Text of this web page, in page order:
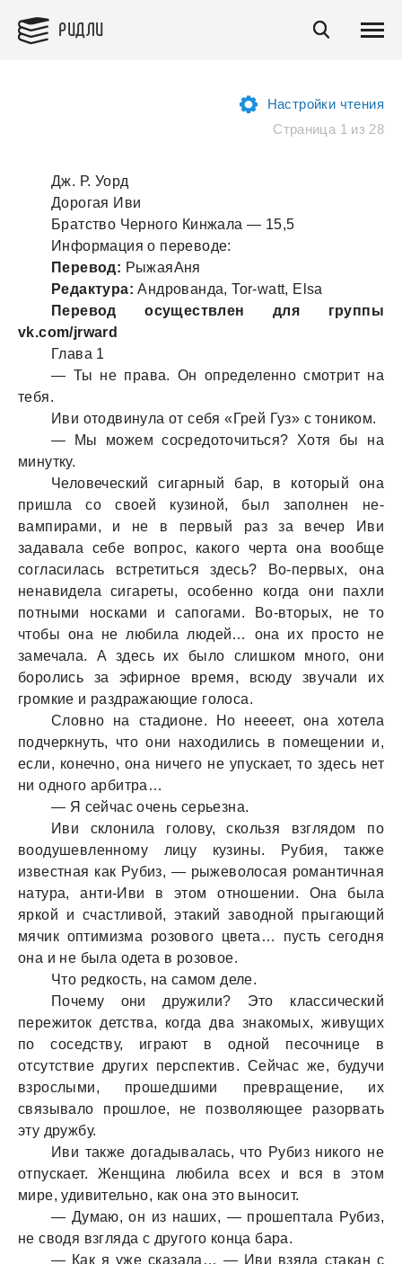
РИДЛИ
Настройки чтения
Страница 1 из 28
Дж. Р. Уорд
Дорогая Иви
Братство Черного Кинжала — 15,5
Информация о переводе:
Перевод: РыжаяАня
Редактура:Андрованда, Tor-watt, Elsa
Перевод осуществлен для группы
vk.com/jrward
Глава 1
— Ты не права. Он определенно смотрит на
тебя.
Иви отодвинула от себя «Грей Гуз» с тоником.
— Мы можем сосредоточиться? Хотя бы на
минутку.
Человеческий сигарный бар, в который она
пришла со своей кузиной, был заполнен не-
вампирами, и не в первый раз за вечер Иви
задавала себе вопрос, какого черта она вообще
согласилась встретиться здесь? Во-первых, она
ненавидела сигареты, особенно когда они пахли
потными носками и сапогами. Во-вторых, не то
чтобы она не любила людей… она их просто не
замечала. А здесь их было слишком много, они
боролись за эфирное время, всюду звучали их
громкие и раздражающие голоса.
Словно на стадионе. Но неееет, она хотела
подчеркнуть, что они находились в помещении и,
если, конечно, она ничего не упускает, то здесь нет
ни одного арбитра…
— Я сейчас очень серьезна.
Иви склонила голову, скользя взглядом по
воодушевленному лицу кузины. Рубия, также
известная как Рубиз, — рыжеволосая романтичная
натура, анти-Иви в этом отношении. Она была
яркой и счастливой, этакий заводной прыгающий
мячик оптимизма розового цвета… пусть сегодня
она и не была одета в розовое.
Что редкость, на самом деле.
Почему они дружили? Это классический
пережиток детства, когда два знакомых, живущих
по соседству, играют в одной песочнице в
отсутствие других перспектив. Сейчас же, будучи
взрослыми, прошедшими превращение, их
связывало прошлое, не позволяющее разорвать
эту дружбу.
Иви также догадывалась, что Рубиз никого не
отпускает. Женщина любила всех и вся в этом
мире, удивительно, как она это выносит.
— Думаю, он из наших, — прошептала Рубиз,
не сводя взгляда с другого конца бара.
— Как я уже сказала… — Иви взяла стакан с